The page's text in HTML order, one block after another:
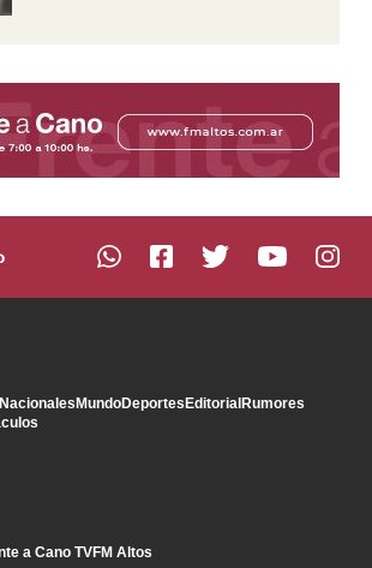
NacionalesMundoDeportesEditorialRumores
a Cano TVFM Altos